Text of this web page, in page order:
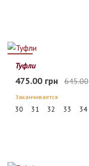
26%
Туфли
475.00 грн 645.00
Заканчивается
30 31 32 33 34